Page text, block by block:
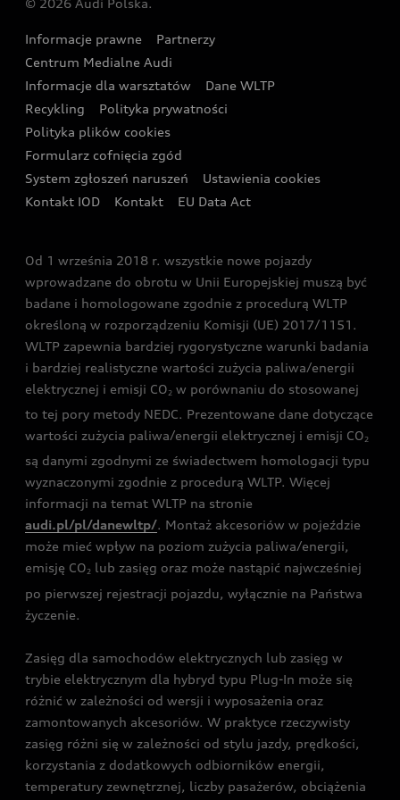
Wyszukaj najbliższego Partnera Audi
Oferta dla przedsiębiorców
Oferta dla klientów prywatnych
Kalkulator rat
Ubezpieczenie
Audi exclusive
Zasięg
Gwarancja
Akcje serwisowe Audi
Katalog online akcesoriów
Audi i Muzeum Sztuki Nowoczesnej w Warszawie
Audi driving experience
Audi quattro Cup
Audi i Puchar Świata w Skokach Narciarskich w
Zakopanem
© 2026 Audi Polska.
Informacje prawne
Partnerzy
Centrum Medialne Audi
Informacje dla warsztatów
Dane WLTP
Recykling
Polityka prywatności
Polityka plików cookies
Formularz cofnięcia zgód
System zgłoszeń naruszeń
Ustawienia cookies
Kontakt IOD
Kontakt EU Data Act
Od 1 września 2018 r. wszystkie nowe pojazdy
wprowadzane do obrotu w Unii Europejskiej muszą być
badane i homologowane zgodnie z procedurą WLTP
określoną w rozporządzeniu Komisji (UE) 2017/1151.
WLTP zapewnia bardziej rygorystyczne warunki badania
i bardziej realistyczne wartości zużycia paliwa/energii
elektrycznej i emisji CO2 w porównaniu do stosowanej
to tej pory metody NEDC. Prezentowane dane dotyczące
wartości zużycia paliwa/energii elektrycznej i emisji CO2
są danymi zgodnymi ze świadectwem homologacji typu
wyznaczonymi zgodnie z procedurą WLTP. Więcej
informacji na temat WLTP na stronie
audi.pl/pl/danewltp/. Montaż akcesoriów w pojeździe
może mieć wpływ na poziom zużycia paliwa/energii,
emisję CO2 lub zasięg oraz może nastąpić najwcześniej
po pierwszej rejestracji pojazdu, wyłącznie na Państwa
życzenie.
Zasięg dla samochodów elektrycznych lub zasięg w
trybie elektrycznym dla hybryd typu Plug-In może się
różnić w zależności od wersji i wyposażenia oraz
zamontowanych akcesoriów. W praktyce rzeczywisty
zasięg różni się w zależności od stylu jazdy, prędkości,
korzystania z dodatkowych odbiorników energii,
temperatury zewnętrznej, liczby pasażerów, obciążenia